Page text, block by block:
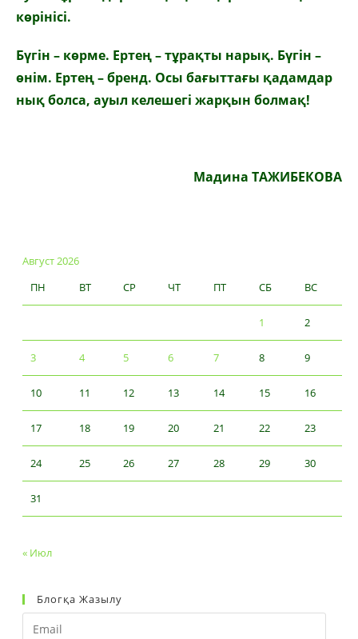
көрінісі.
Бүгін – көрме. Ертең – тұрақты нарық. Бүгін –
өнім. Ертең – бренд. Осы бағыттағы қадамдар
нық болса, ауыл келешегі жарқын болмақ!
Мадина ТАЖИБЕКОВА
Август 2026
ПН
ВТ СР ЧТ ПТ СБ ВС
1 2
3 4 5 6 7 8 9
10 11 12 13 14 15 16
17 18 19 20 21 22 23
24 25 26 27 28 29 30
31
« Июл
Блогқа Жазылу
Email